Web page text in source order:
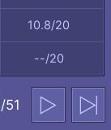
10.8/20
--/20
/51